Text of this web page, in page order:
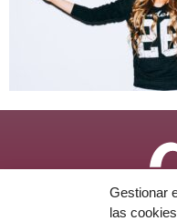
Gestionar
las cookies
Política de Privacidad